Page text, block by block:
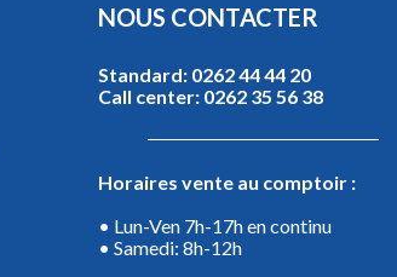
NOUS CONTACTER
Standard: 0262 44 44 20
Call center: 0262 35 56 38
Horaires vente au comptoir :
• Lun-Ven 7h-17h en continu
• Samedi: 8h-12h